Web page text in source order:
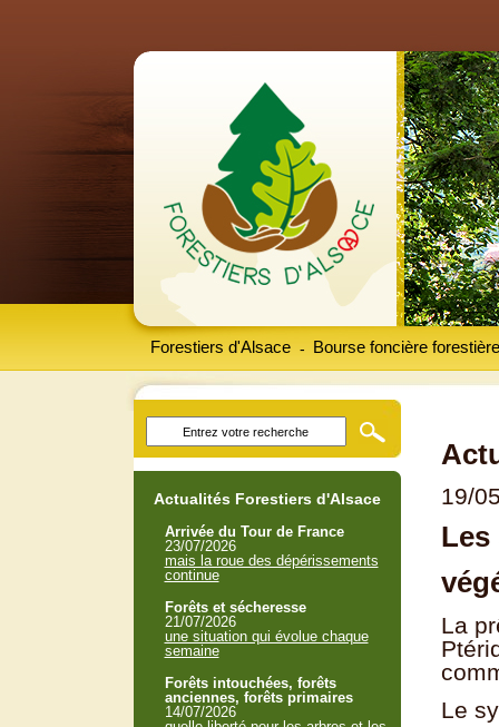
Forestiers d'Alsace Bourse foncière forestière
-
19/
Les
La
Le
Actualités Forestiers d'Alsace
Arrivée du Tour de France
23/07/2026
mais la roue des dépérissements
continue
Forêts et sécheresse
21/07/2026
une situation qui évolue chaque
semaine
Forêts intouchées, forêts
anciennes, forêts primaires
14/07/2026